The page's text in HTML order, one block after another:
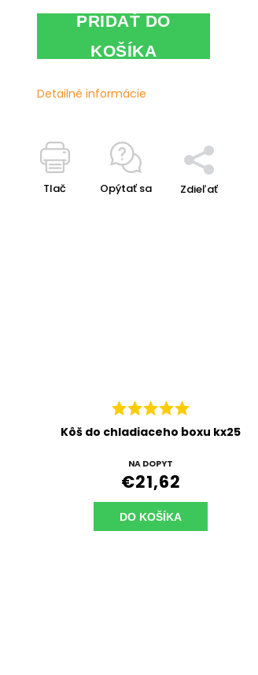
PRIDAŤ DO
KOŠÍKA
Detailné informácie
Tlač Opýtať sa Zdieľať
Kôš do chladiaceho boxu kx25
NA DOPYT
€21,62
DO KOŠÍKA